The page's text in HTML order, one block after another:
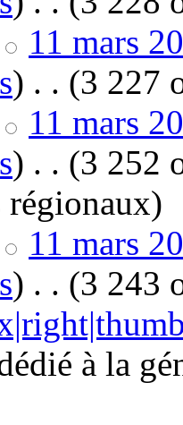
11 mars
) . . (3 227
11 mars
) . . (3 252
)
11 mars
) . . (3 243
à la